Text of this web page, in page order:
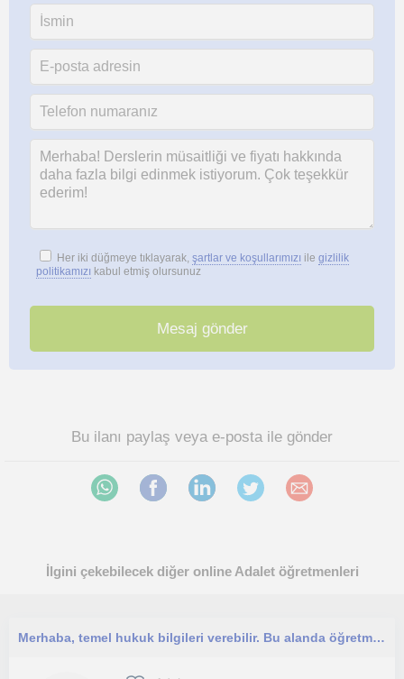
Her iki düğmeye tıklayarak, şartlar ve koşullarımızı ile gizlilik
politikamızı kabul etmiş olursunuz
Bu ilanı paylaş veya e-posta ile gönder
İlgini çekebilecek diğer online Adalet öğretmenleri
Merhaba, temel hukuk bilgileri verebilir. Bu alanda öğretmenlik yapabilirim. Hukuk fakültesi mezunuyum. 3 senelik deneyimim bulunu